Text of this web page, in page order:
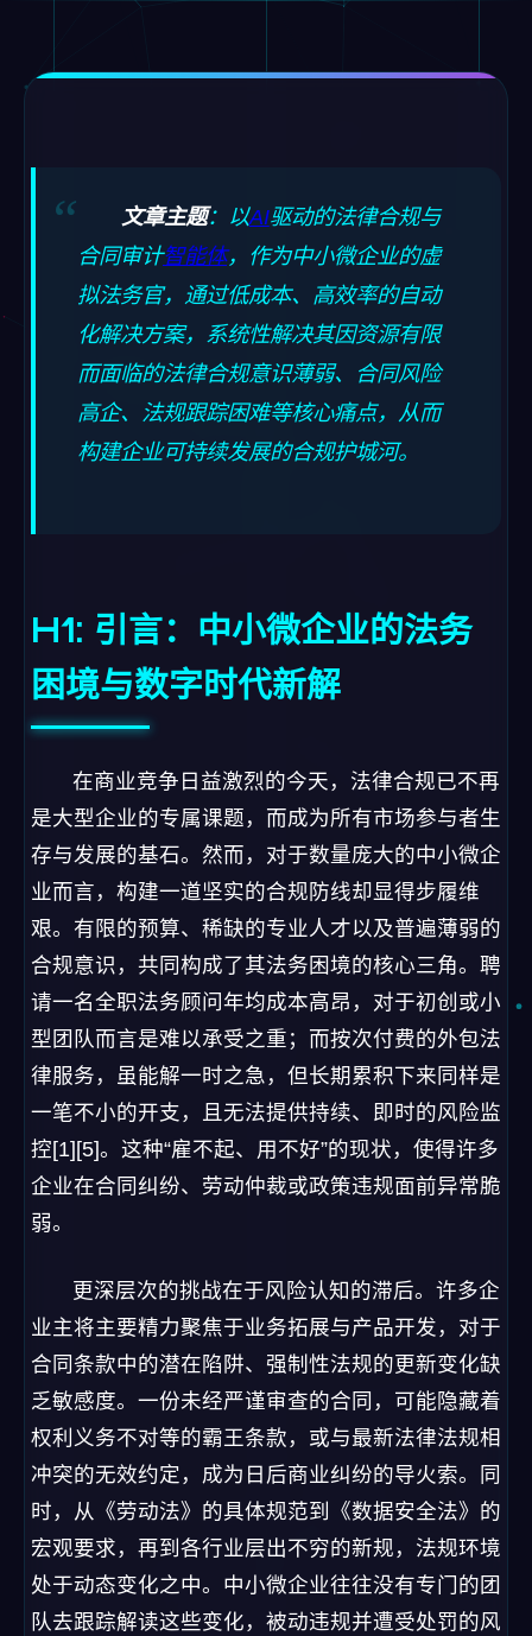
文章主题：以AI驱动的法律合规与
合同审计智能体，作为中小微企业的虚
拟法务官，通过低成本、高效率的自动
化解决方案，系统性解决其因资源有限
而面临的法律合规意识薄弱、合同风险
高企、法规跟踪困难等核心痛点，从而
构建企业可持续发展的合规护城河。
H1: 引言：中小微企业的法务
困境与数字时代新解
在商业竞争日益激烈的今天，法律合规已不再
是大型企业的专属课题，而成为所有市场参与者生
存与发展的基石。然而，对于数量庞大的中小微企
业而言，构建一道坚实的合规防线却显得步履维
艰。有限的预算、稀缺的专业人才以及普遍薄弱的
合规意识，共同构成了其法务困境的核心三角。聘
请一名全职法务顾问年均成本高昂，对于初创或小
型团队而言是难以承受之重；而按次付费的外包法
律服务，虽能解一时之急，但长期累积下来同样是
一笔不小的开支，且无法提供持续、即时的风险监
控[1][5]。这种“雇不起、用不好”的现状，使得许多
企业在合同纠纷、劳动仲裁或政策违规面前异常脆
弱。
更深层次的挑战在于风险认知的滞后。许多企
业主将主要精力聚焦于业务拓展与产品开发，对于
合同条款中的潜在陷阱、强制性法规的更新变化缺
乏敏感度。一份未经严谨审查的合同，可能隐藏着
权利义务不对等的霸王条款，或与最新法律法规相
冲突的无效约定，成为日后商业纠纷的导火索。同
时，从《劳动法》的具体规范到《数据安全法》的
宏观要求，再到各行业层出不穷的新规，法规环境
处于动态变化之中。中小微企业往往没有专门的团
队去跟踪解读这些变化，被动违规并遭受处罚的风